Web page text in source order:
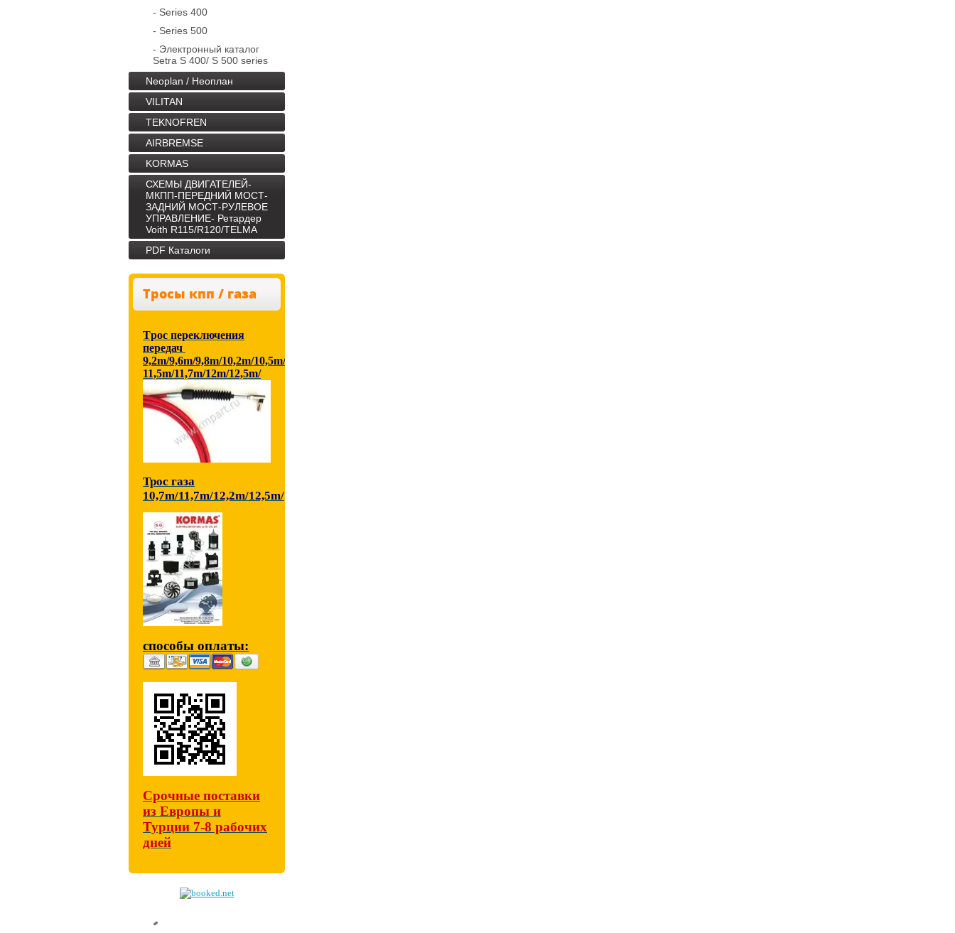
- Series 400
- Series 500
- Электронный каталог
Setra S 400/ S 500 series
Neoplan / Неоплан
VILITAN
TEKNOFREN
AIRBREMSE
KORMAS
СХЕМЫ ДВИГАТЕЛЕЙ-
МКПП-ПЕРЕДНИЙ МОСТ-
ЗАДНИЙ МОСТ-РУЛЕВОЕ
УПРАВЛЕНИЕ- Ретардер
Voith R115/R120/TELMA
PDF Каталоги
Тросы кпп / газа
Tрос переключения
передач
9,2m/9,6m/9,8m/10,2m/10,5m/
11,5m/11,7m/12m/12,5m/
Трос газа
10,7m/11,7m/12,2m/12,5m/
способы оплаты:
Срочные поставки
из Европы и
Турции 7-8 рабочих
дней